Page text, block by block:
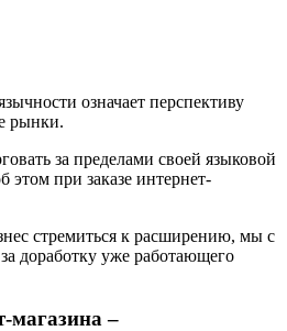
означает перспективу
рынки.
за пределами своей языковой
этом при заказе интернет-
стремиться к расширению, мы с
доработку уже работающего
магазина –